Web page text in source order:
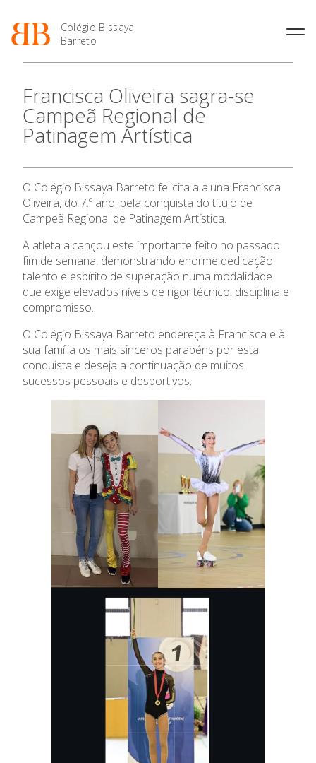
Colégio Bissaya
Barreto
O Colégio
Projeto Educativo
Organização
Colaboradores Docentes
Instalações
Ofertas de emprego
Jornal “O Coreto”
Privacidade
Oferta Formativa
Enriquecimento Curricular
Oferta Curricular
Atividades Extracurriculares
Atividades de Interrupção
Letiva
Academia de Línguas
Ensino Profissional
Profissionais
Matrículas
Horários e Manuais
Termalismo
Curso de Técnico/a de Apoio
à Família e à Comunidade
Ofertas de Emprego
2027
Calendários
Portal do Professor
de Educação
SIGE
Secretariado de Exames
Admissão
Informações
Notícias
Francisca Oliveira sagra-se
Campeã Regional de
Patinagem Artística
O Colégio Bissaya Barreto felicita a aluna Francisca
Oliveira, do 7.º ano, pela conquista do título de
Campeã Regional de Patinagem Artística.
A atleta alcançou este importante feito no passado
fim de semana, demonstrando enorme dedicação,
talento e espírito de superação numa modalidade
que exige elevados níveis de rigor técnico, disciplina e
compromisso.
O Colégio Bissaya Barreto endereça à Francisca e à
sua família os mais sinceros parabéns por esta
conquista e deseja a continuação de muitos
sucessos pessoais e desportivos.